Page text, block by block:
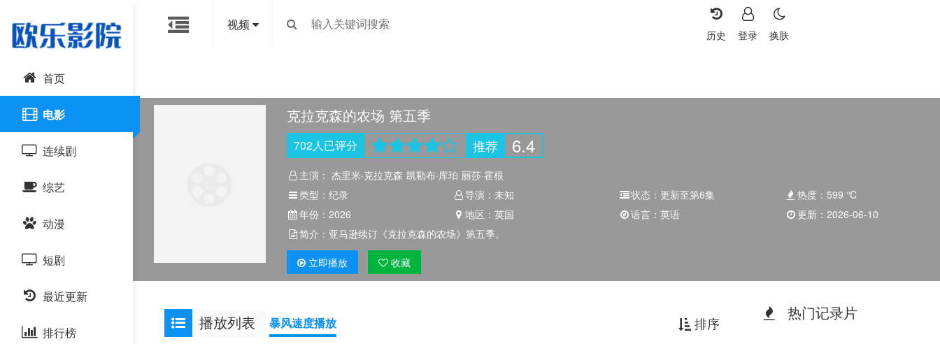
视频
换肤
登录
历史
首页
电影
连续剧
国产剧
港台剧
日韩剧
欧美剧
泰国剧
综艺
大陆综艺
日韩综艺
港台综艺
欧美综艺
动漫
国产动漫
日韩动漫
欧美动漫
短剧
最近更新
排行榜
克拉克森的农场 第五季
702人已评分 推荐 6.4
主演： 杰里米·克拉克森 凯勒布·库珀 丽莎·霍根
类型： 纪录 导演：未知 状态： 更新至第6集 热度： 599 ℃
年份： 2026 地区：英国 语言：英语 更新： 2026-06-10
简介： 亚马逊续订《克拉克森的农场》第五季。
立即播放 收藏
播放列表 排序
暴风速度播放
热门记录片